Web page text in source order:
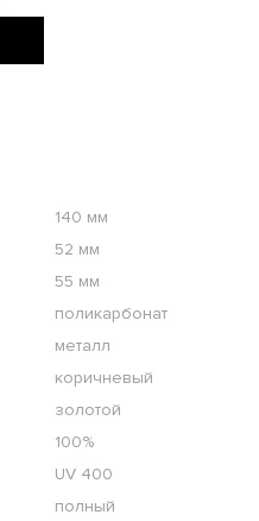
140 мм
52 мм
55 мм
поликарбонат
металл
коричневый
золотой
100%
UV 400
полный